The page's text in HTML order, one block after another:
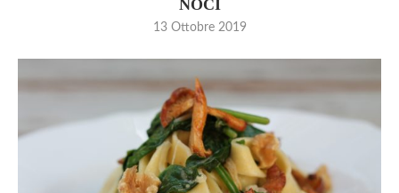
NOCI
13 Ottobre 2019